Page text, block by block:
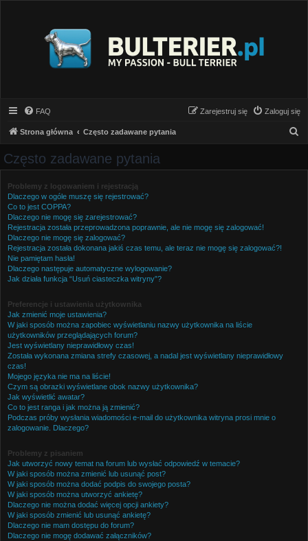
FAQ Zaloguj się
Zarejestruj się
Strona główna Często zadawane pytania
Często zadawane pytania
Problemy z logowaniem i rejestracją
Dlaczego w ogóle muszę się rejestrować?
Co to jest COPPA?
Dlaczego nie mogę się zarejestrować?
Rejestracja została przeprowadzona poprawnie, ale nie mogę się zalogować!
Dlaczego nie mogę się zalogować?
Rejestracja została dokonana jakiś czas temu, ale teraz nie mogę się zalogować?!
Nie pamiętam hasła!
Dlaczego następuje automatyczne wylogowanie?
Jak działa funkcja “Usuń ciasteczka witryny”?
Preferencje i ustawienia użytkownika
Jak zmienić moje ustawienia?
W jaki sposób można zapobiec wyświetlaniu nazwy użytkownika na liście
użytkowników przeglądających forum?
Jest wyświetlany nieprawidłowy czas!
Została wykonana zmiana strefy czasowej, a nadal jest wyświetlany nieprawidłowy
czas!
Mojego języka nie ma na liście!
Czym są obrazki wyświetlane obok nazwy użytkownika?
Jak wyświetlić awatar?
Co to jest ranga i jak można ją zmienić?
Podczas próby wysłania wiadomości e-mail do użytkownika witryna prosi mnie o
zalogowanie. Dlaczego?
Problemy z pisaniem
Jak utworzyć nowy temat na forum lub wysłać odpowiedź w temacie?
W jaki sposób można zmienić lub usunąć post?
W jaki sposób można dodać podpis do swojego posta?
W jaki sposób można utworzyć ankietę?
Dlaczego nie można dodać więcej opcji ankiety?
W jaki sposób zmienić lub usunąć ankietę?
Dlaczego nie mam dostępu do forum?
Dlaczego nie mogę dodawać załączników?